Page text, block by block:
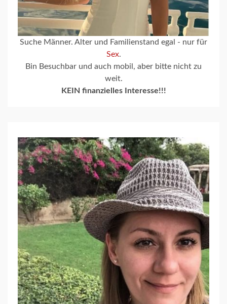
Suche Männer. Alter und Familienstand egal - nur für
Sex.
Bin Besuchbar und auch mobil, aber bitte nicht zu
weit.
KEIN finanzielles Interesse!!!